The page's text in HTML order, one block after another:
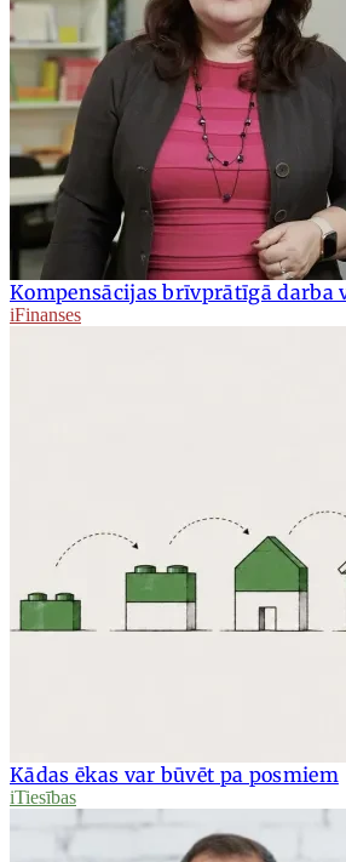
Kompensācijas brīvprātīgā darba
iFinanses
Kādas ēkas var būvēt pa posmiem
iTiesības